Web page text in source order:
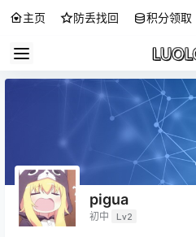
主页 防丢找回 积分领取
pigua
初中 Lv2